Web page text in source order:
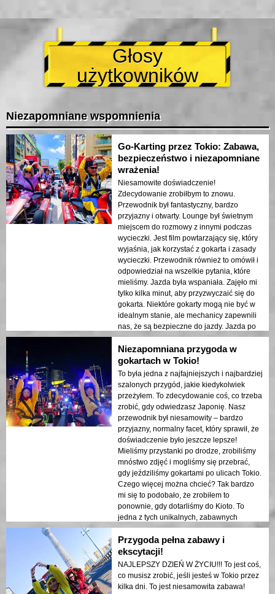
Głosy
użytkowników
Niezapomniane wspomnienia
Go-Karting przez Tokio: Zabawa,
bezpieczeństwo i niezapomniane
wrażenia!
Niesamowite doświadczenie!
Zdecydowanie zrobiłbym to znowu.
Przewodnik był fantastyczny, bardzo
przyjazny i otwarty. Lounge był świetnym
miejscem do rozmowy z innymi podczas
wycieczki. Jest film powtarzający się, który
wyjaśnia, jak korzystać z gokarta i zasady
wycieczki. Przewodnik również to omówił i
odpowiedział na wszelkie pytania, które
mieliśmy. Jazda była wspaniała. Zajęło mi
tylko kilka minut, aby przyzwyczaić się do
gokarta. Niektóre gokarty mogą nie być w
idealnym stanie, ale mechanicy zapewnili
nas, że są bezpieczne do jazdy. Jazda po
ulicach Tokio była bardzo opłacalna. Ruch
nie był zbyt zły, a my wzięliśmy udział w
wycieczce K-L. Zatrzymywanie się na
światłach drogowych dało nam czas na
rozmowę i na szybkie zrobienie zdjęcia
przez przewodnika. MariCar oferuje więcej
niż tylko wycieczkę – opcjonalny wynajem
kostiumów to fajny bonus. Po około 2
godzinach zatrzymaliśmy się w
obserwatorium, skąd mieliśmy wspaniały
widok na Tokio. Następnie jechaliśmy
przez kolejną godzinę, wybierając inną
trasę powrotną. Ogólnie rzecz biorąc,
wspaniałe doświadczenie. Zdecydowanie
zrobię to znowu, jeśli wrócę do tego
niesamowitego miasta!
Niezapomniana przygoda w
gokartach w Tokio!
To była jedna z najfajniejszych i najbardziej
szalonych przygód, jakie kiedykolwiek
przeżyłem. To zdecydowanie coś, co trzeba
zrobić, gdy odwiedzasz Japonię. Nasz
przewodnik był niesamowity – bardzo
przyjazny, normalny facet, który sprawił, że
doświadczenie było jeszcze lepsze!
Mieliśmy przystanki po drodze, zrobiliśmy
mnóstwo zdjęć i mogliśmy się przebrać,
gdy jeździliśmy gokartami po ulicach Tokio.
Czego więcej można chcieć? Tak bardzo
mi się to podobało, że zrobiłem to
ponownie, gdy dotarliśmy do Kioto. To
jedna z tych unikalnych, zabawnych
aktywności, które naprawdę sprawiają, że
czujesz ekscytację Tokio. Dreszczyk emocji
związany z wyścigami po mieście w
gokarcie, podziwiając takie widoki jak
Tokyo Tower i Rainbow Bridge, sprawił, że
było to jeszcze bardziej wyjątkowe. Gorąco
Przygoda pełna zabawy i
ekscytacji!
NAJLEPSZY DZIEŃ W ŻYCIU!!! To jest coś,
co musisz zrobić, jeśli jesteś w Tokio przez
kilka dni. To jest niesamowita zabawa!